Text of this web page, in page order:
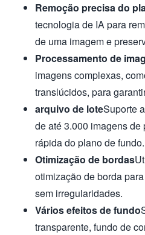
Remoção precisa do
tecnologia de IA para
de uma imagem e
Processamento de
imagens complexas,
translúcidos, para
arquivo de loteSuporte
de até 3.000 imagens
rápida do plano de fundo.
Otimização de bordas
otimização de borda
sem irregularidades.
Vários efeitos de fundo
transparente, fundo de